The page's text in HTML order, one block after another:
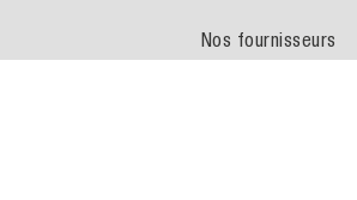
Nos fournisseurs